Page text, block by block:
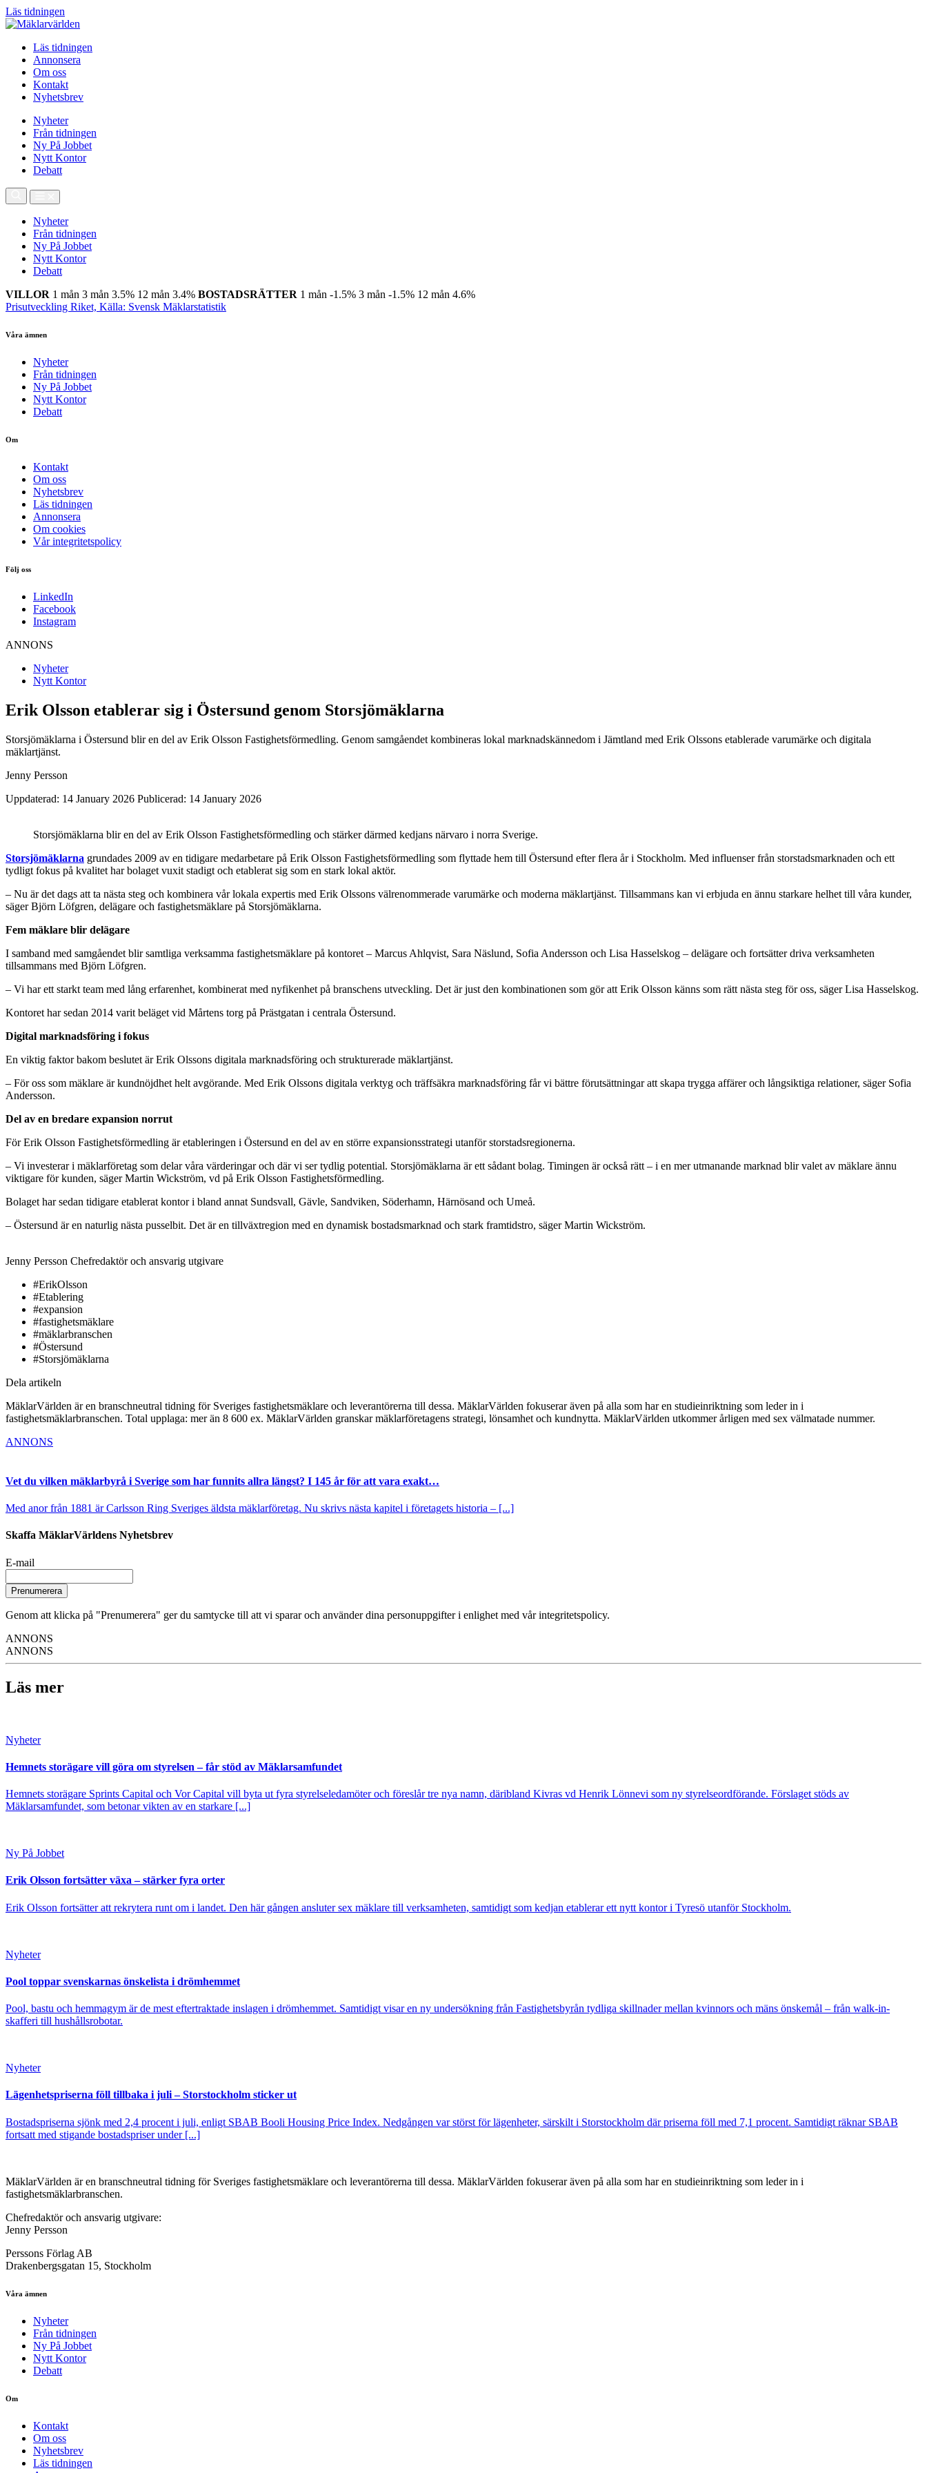
Läs tidningen
Läs tidningen
Annonsera
Om oss
Kontakt
Nyhetsbrev
Nyheter
Från tidningen
Ny På Jobbet
Nytt Kontor
Debatt
Nyheter
Från tidningen
Ny På Jobbet
Nytt Kontor
Debatt
VILLOR 1 mån 3 mån 3.5% 12 mån 3.4% BOSTADSRÄTTER 1 mån -1.5% 3 mån -1.5% 12 mån 4.6%
Prisutveckling Riket, Källa: Svensk Mäklarstatistik
Våra ämnen
Nyheter
Från tidningen
Ny På Jobbet
Nytt Kontor
Debatt
Om
Kontakt
Om oss
Nyhetsbrev
Läs tidningen
Annonsera
Om cookies
Vår integritetspolicy
Följ oss
LinkedIn
Facebook
Instagram
ANNONS
Nyheter
Nytt Kontor
Erik Olsson etablerar sig i Östersund genom Storsjömäklarna
Storsjömäklarna i Östersund blir en del av Erik Olsson Fastighetsförmedling. Genom samgåendet kombineras lokal marknadskännedom i Jämtland med Erik Olssons etablerade varumärke och digitala
mäklartjänst.
Jenny Persson
Uppdaterad: 14 January 2026 Publicerad: 14 January 2026
Storsjömäklarna blir en del av Erik Olsson Fastighetsförmedling och stärker därmed kedjans närvaro i norra Sverige.
Storsjömäklarna grundades 2009 av en tidigare medarbetare på Erik Olsson Fastighetsförmedling som flyttade hem till Östersund efter flera år i Stockholm. Med influenser från storstadsmarknaden och ett
tydligt fokus på kvalitet har bolaget vuxit stadigt och etablerat sig som en stark lokal aktör.
– Nu är det dags att ta nästa steg och kombinera vår lokala expertis med Erik Olssons välrenommerade varumärke och moderna mäklartjänst. Tillsammans kan vi erbjuda en ännu starkare helhet till våra kunder,
säger Björn Löfgren, delägare och fastighetsmäklare på Storsjömäklarna.
Fem mäklare blir delägare
I samband med samgåendet blir samtliga verksamma fastighetsmäklare på kontoret – Marcus Ahlqvist, Sara Näslund, Sofia Andersson och Lisa Hasselskog – delägare och fortsätter driva verksamheten
tillsammans med Björn Löfgren.
– Vi har ett starkt team med lång erfarenhet, kombinerat med nyfikenhet på branschens utveckling. Det är just den kombinationen som gör att Erik Olsson känns som rätt nästa steg för oss, säger Lisa Hasselskog.
Kontoret har sedan 2014 varit beläget vid Mårtens torg på Prästgatan i centrala Östersund.
Digital marknadsföring i fokus
En viktig faktor bakom beslutet är Erik Olssons digitala marknadsföring och strukturerade mäklartjänst.
– För oss som mäklare är kundnöjdhet helt avgörande. Med Erik Olssons digitala verktyg och träffsäkra marknadsföring får vi bättre förutsättningar att skapa trygga affärer och långsiktiga relationer, säger Sofia
Andersson.
Del av en bredare expansion norrut
För Erik Olsson Fastighetsförmedling är etableringen i Östersund en del av en större expansionsstrategi utanför storstadsregionerna.
– Vi investerar i mäklarföretag som delar våra värderingar och där vi ser tydlig potential. Storsjömäklarna är ett sådant bolag. Timingen är också rätt – i en mer utmanande marknad blir valet av mäklare ännu
viktigare för kunden, säger Martin Wickström, vd på Erik Olsson Fastighetsförmedling.
Bolaget har sedan tidigare etablerat kontor i bland annat Sundsvall, Gävle, Sandviken, Söderhamn, Härnösand och Umeå.
– Östersund är en naturlig nästa pusselbit. Det är en tillväxtregion med en dynamisk bostadsmarknad och stark framtidstro, säger Martin Wickström.
Jenny Persson Chefredaktör och ansvarig utgivare
#ErikOlsson
#Etablering
#expansion
#fastighetsmäklare
#mäklarbranschen
#Östersund
#Storsjömäklarna
Dela artikeln
MäklarVärlden är en branschneutral tidning för Sveriges fastighetsmäklare och leverantörerna till dessa. MäklarVärlden fokuserar även på alla som har en studieinriktning som leder in i
fastighetsmäklarbranschen. Total upplaga: mer än 8 600 ex. MäklarVärlden granskar mäklarföretagens strategi, lönsamhet och kundnytta. MäklarVärlden utkommer årligen med sex välmatade nummer.
ANNONS
Vet du vilken mäklarbyrå i Sverige som har funnits allra längst? I 145 år för att vara exakt…
Med anor från 1881 är Carlsson Ring Sveriges äldsta mäklarföretag. Nu skrivs nästa kapitel i företagets historia – [...]
Skaffa MäklarVärldens Nyhetsbrev
E-mail
Prenumerera
Genom att klicka på "Prenumerera" ger du samtycke till att vi sparar och använder dina personuppgifter i enlighet med vår integritetspolicy.
ANNONS
ANNONS
Läs mer
Nyheter
Hemnets storägare vill göra om styrelsen – får stöd av Mäklarsamfundet
Hemnets storägare Sprints Capital och Vor Capital vill byta ut fyra styrelseledamöter och föreslår tre nya namn, däribland Kivras vd Henrik Lönnevi som ny styrelseordförande. Förslaget stöds av
Mäklarsamfundet, som betonar vikten av en starkare [...]
Ny På Jobbet
Erik Olsson fortsätter växa – stärker fyra orter
Erik Olsson fortsätter att rekrytera runt om i landet. Den här gången ansluter sex mäklare till verksamheten, samtidigt som kedjan etablerar ett nytt kontor i Tyresö utanför Stockholm.
Nyheter
Pool toppar svenskarnas önskelista i drömhemmet
Pool, bastu och hemmagym är de mest eftertraktade inslagen i drömhemmet. Samtidigt visar en ny undersökning från Fastighetsbyrån tydliga skillnader mellan kvinnors och mäns önskemål – från walk-in-
skafferi till hushållsrobotar.
Nyheter
Lägenhetspriserna föll tillbaka i juli – Storstockholm sticker ut
Bostadspriserna sjönk med 2,4 procent i juli, enligt SBAB Booli Housing Price Index. Nedgången var störst för lägenheter, särskilt i Storstockholm där priserna föll med 7,1 procent. Samtidigt räknar SBAB
fortsatt med stigande bostadspriser under [...]
MäklarVärlden är en branschneutral tidning för Sveriges fastighetsmäklare och leverantörerna till dessa. MäklarVärlden fokuserar även på alla som har en studieinriktning som leder in i
fastighetsmäklarbranschen.
Chefredaktör och ansvarig utgivare:
Jenny Persson
Perssons Förlag AB
Drakenbergsgatan 15, Stockholm
Våra ämnen
Nyheter
Från tidningen
Ny På Jobbet
Nytt Kontor
Debatt
Om
Kontakt
Om oss
Nyhetsbrev
Läs tidningen